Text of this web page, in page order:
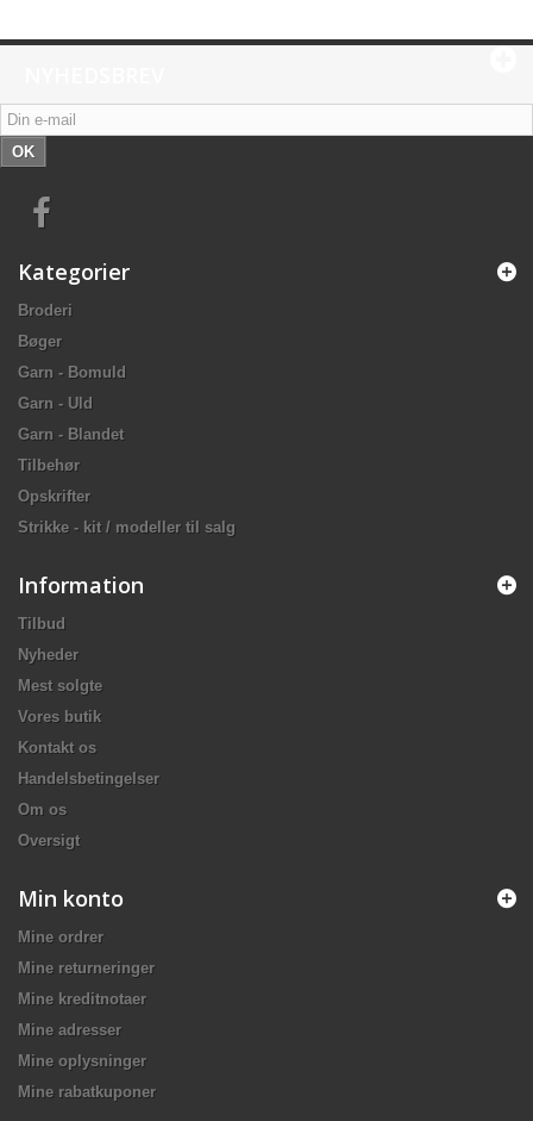
OK
Kategorier
Broderi
Bøger
Garn - Bomuld
Garn - Uld
Garn - Blandet
Tilbehør
Opskrifter
Strikke - kit / modeller til salg
Information
Tilbud
Nyheder
Mest solgte
Vores butik
Kontakt os
Handelsbetingelser
Om os
Oversigt
Min konto
Mine ordrer
Mine returneringer
Mine kreditnotaer
Mine adresser
Mine oplysninger
Mine rabatkuponer